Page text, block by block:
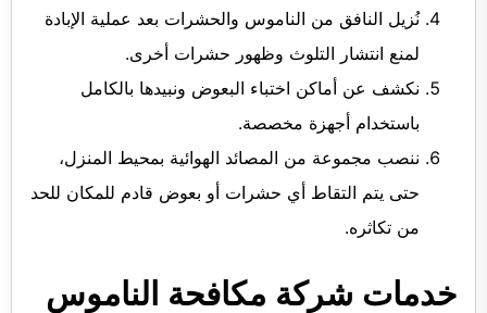
نُزيل النافق من الناموس والحشرات بعد عملية الإبادة
لمنع انتشار التلوث وظهور حشرات أخرى.
نكشف عن أماكن اختباء البعوض ونبيدها بالكامل
باستخدام أجهزة مخصصة.
ننصب مجموعة من المصائد الهوائية بمحيط المنزل،
حتى يتم التقاط أي حشرات أو بعوض قادم للمكان للحد
من تكاثره.
خدمات شركة مكافحة الناموس